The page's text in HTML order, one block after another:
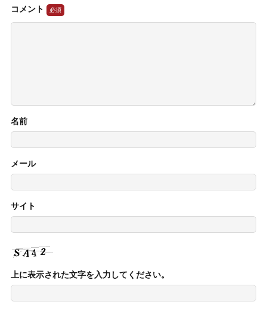
コメント
名前
メール
サイト
上に表示された文字を入力してください。